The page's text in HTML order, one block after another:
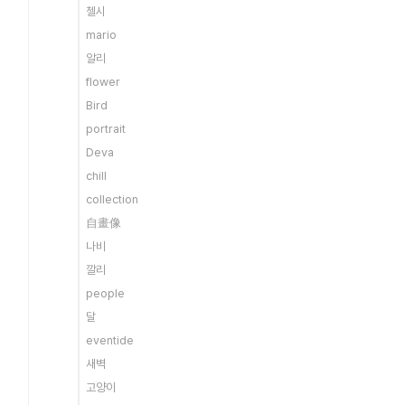
첼시
mario
알리
flower
Bird
portrait
Deva
chill
collection
自畫像
나비
깔리
people
달
eventide
새벽
고양이